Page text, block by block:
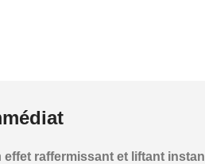
effet raffermissant et liftant